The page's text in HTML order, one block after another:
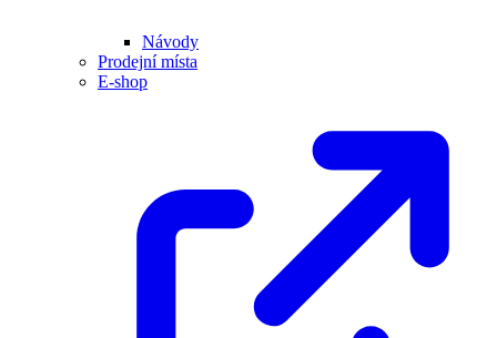
Návody
Prodejní místa
E-shop